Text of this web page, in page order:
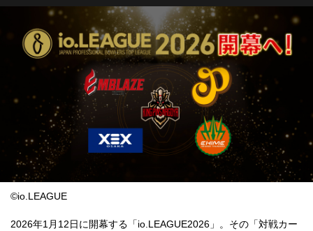
©io.LEAGUE
2026年1月12日に開幕する「io.LEAGUE2026」。その「対戦カー